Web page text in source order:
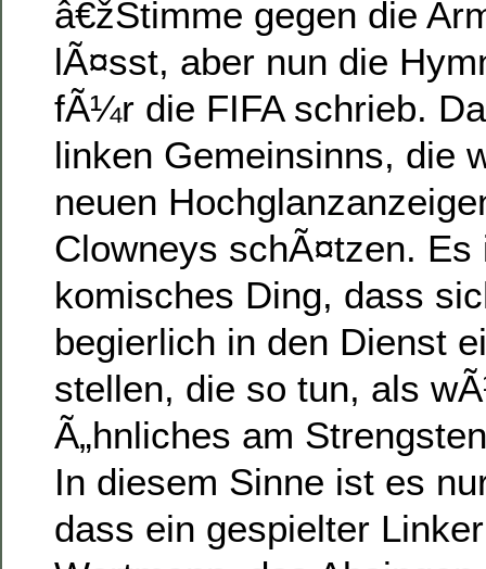
â€žStimme gegen die
lÃ¤sst, aber nun die
fÃ¼r die FIFA schrieb.
linken Gemeinsinns, die
neuen
Clowneys schÃ¤tzen. Es
komisches Ding, dass
begierlich in den Dienst
stellen, die so tun, als
Ã„hnliches am
In diesem Sinne ist es
dass ein gespielter